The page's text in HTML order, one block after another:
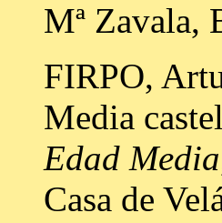
Mª Zavala,
FIRPO,
Media
Edad Media
Casa de